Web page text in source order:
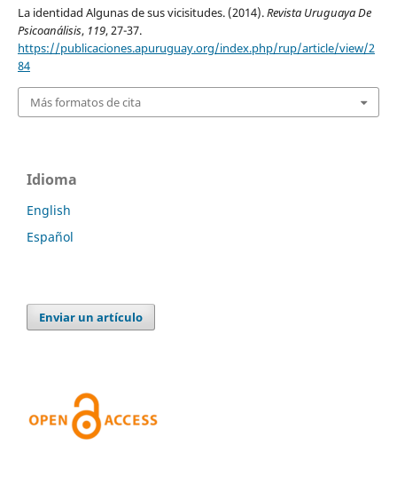
La identidad Algunas de sus vicisitudes. (2014).Revista Uruguaya De
Psicoanálisis, 119, 27-37.
https://publicaciones.apuruguay.org/index.php/rup/article/view/2
84
Más formatos de cita
Idioma
English
Español
Enviar un artículo